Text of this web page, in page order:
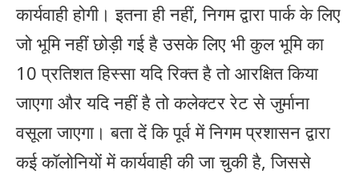
कार्यवाही होगी। इतना ही नहीं, निगम द्वारा पार्क के लिए
जो भूमि नहीं छोड़ी गई है उसके लिए भी कुल भूमि का
10 प्रतिशत हिस्सा यदि रिक्त है तो आरक्षित किया
जाएगा और यदि नहीं है तो कलेक्टर रेट से जुर्माना
वसूला जाएगा। बता दें कि पूर्व में निगम प्रशासन द्वारा
कई कॉलोनियों में कार्यवाही की जा चुकी है, जिससे